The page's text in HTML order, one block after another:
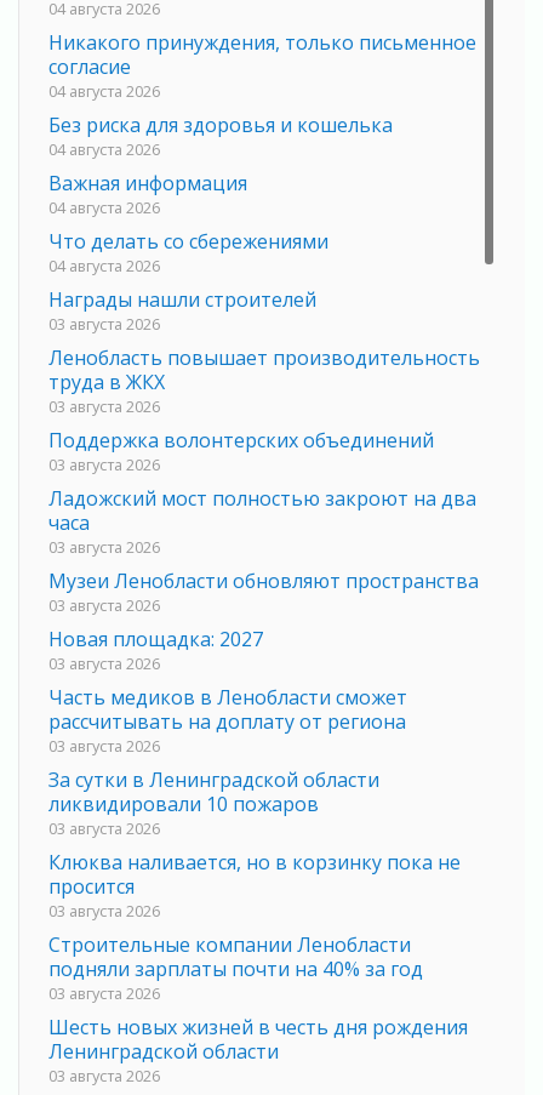
04 августа 2026
Никакого принуждения, только письменное
согласие
04 августа 2026
Без риска для здоровья и кошелька
04 августа 2026
Важная информация
04 августа 2026
Что делать со сбережениями
04 августа 2026
Награды нашли строителей
03 августа 2026
Ленобласть повышает производительность
труда в ЖКХ
03 августа 2026
Поддержка волонтерских объединений
03 августа 2026
Ладожский мост полностью закроют на два
часа
03 августа 2026
Музеи Ленобласти обновляют пространства
03 августа 2026
Новая площадка: 2027
03 августа 2026
Часть медиков в Ленобласти сможет
рассчитывать на доплату от региона
03 августа 2026
За сутки в Ленинградской области
ликвидировали 10 пожаров
03 августа 2026
Клюква наливается, но в корзинку пока не
просится
03 августа 2026
Строительные компании Ленобласти
подняли зарплаты почти на 40% за год
03 августа 2026
Шесть новых жизней в честь дня рождения
Ленинградской области
03 августа 2026